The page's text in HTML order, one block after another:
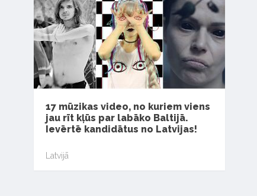
17 mūzikas video, no kuriem viens
jau rīt kļūs par labāko Baltijā.
Ievērtē kandidātus no Latvijas!
Latvijā